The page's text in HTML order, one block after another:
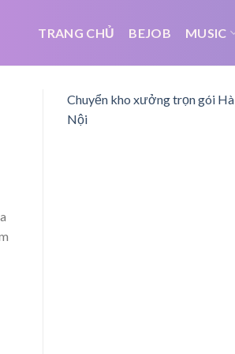
TRANG CHỦ BEJOB MUSIC
Chuyển kho xưởng trọn gói Hà
Nội